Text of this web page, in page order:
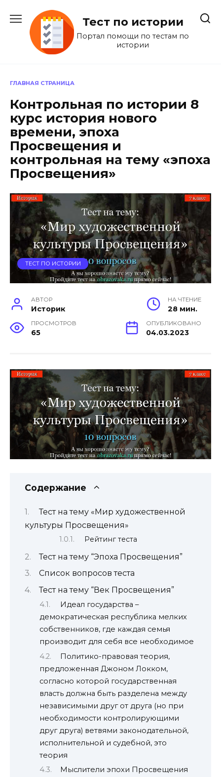
содержанию
Тест по истории
Портал помощи по тестам по
истории
ГЛАВНАЯ СТРАНИЦА
Контрольная по истории 8
курс история нового
времени, эпоха
Просвещения и
контрольная на тему «эпоха
Просвещения»
ТЕСТ ПО ИСТОРИИ
АВТОР
Историк
НА ЧТЕНИЕ
28 мин.
ПРОСМОТРОВ
65
ОПУБЛИКОВАНО
04.03.2023
Содержание
Тест на тему «Мир художественной
культуры Просвещения»
Рейтинг теста
Тест на тему “Эпоха Просвещения”
Список вопросов теста
Тест на тему “Век Просвещения”
Идеал государства –
демократическая республика мелких
собственников, где каждая семья
производит для себя все необходимое
Политико-правовая теория,
предложенная Джоном Локком,
согласно которой государственная
власть должна быть разделена между
независимыми друг от друга (но при
необходимости контролирующими
друг друга) ветвями законодательной,
исполнительной и судебной, это
теория
Мыслители эпохи Просвещения